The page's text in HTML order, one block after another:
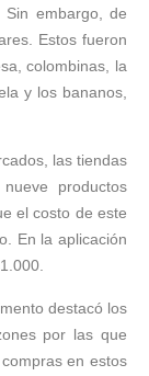
Sin embargo, de
Estos fueron
colombinas, la
y los bananos,
las tiendas
productos
el costo de este
En la aplicación
destacó los
por las que
en estos